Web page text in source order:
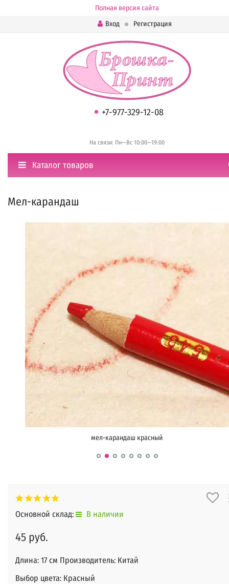
Полная версия сайта
Вход
Регистрация
+7-977-329-12-08
На связи: Пн—Вс 10:00—19:00
Каталог товаров
Мел-карандаш
мел-карандаш красный
Основной склад: В наличии
45 руб.
Длина: 17 см Производитель: Китай
Выбор цвета: Красный